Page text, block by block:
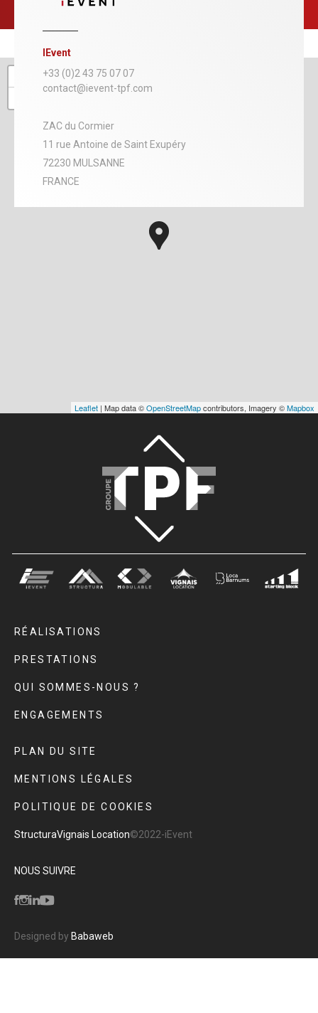
Leaflet | Map data ©OpenStreetMapcontributors, Imagery ©Mapbox
IEvent
+33 (0)2 43 75 07 07
contact@ievent-tpf.com
ZAC du Cormier
11 rue Antoine de Saint Exupéry
72230 MULSANNE
FRANCE
RÉALISATIONS
PRESTATIONS
QUI SOMMES-NOUS ?
ENGAGEMENTS
PLAN DU SITE
MENTIONS LÉGALES
POLITIQUE DE COOKIES
StructuraVignais Location©2022-iEvent
NOUS SUIVRE
Designed by Babaweb